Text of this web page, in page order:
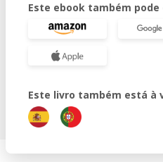
Este ebook também
Este livro também está à